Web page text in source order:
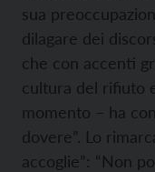
sua
dilagare dei
che con accenti
cultura del rifiuto
momento – ha
dovere”. Lo
accoglie”: “Non